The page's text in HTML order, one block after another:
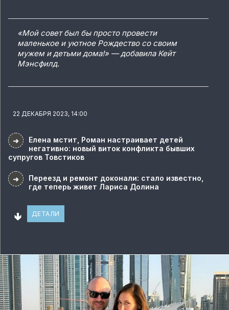
«Мой совет был бы просто провести
маленькое и уютное Рождество со своим
мужем и детьми дома!» — добавила Кейт
Мэнсфилд.
22 ДЕКАБРЯ 2023, 14:00
➜
Елена мстит, Роман настраивает детей
негативно: новый виток конфликта бывших
супругов Товстиков
➜
Переезд и ремонт доконали: стало известно,
где теперь живет Лариса Долина
🢃 ДЕТАЛИ